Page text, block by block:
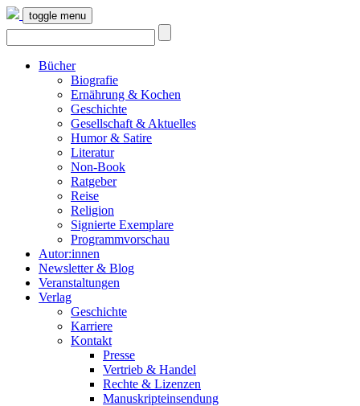
toggle menu
Bücher
Biografie
Ernährung & Kochen
Geschichte
Gesellschaft & Aktuelles
Humor & Satire
Literatur
Non-Book
Ratgeber
Reise
Religion
Signierte Exemplare
Programmvorschau
Autor:innen
Newsletter & Blog
Veranstaltungen
Verlag
Geschichte
Karriere
Kontakt
Presse
Vertrieb & Handel
Rechte & Lizenzen
Manuskripteinsendung